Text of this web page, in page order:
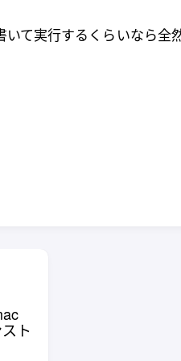
て実行するくらいなら全
ト